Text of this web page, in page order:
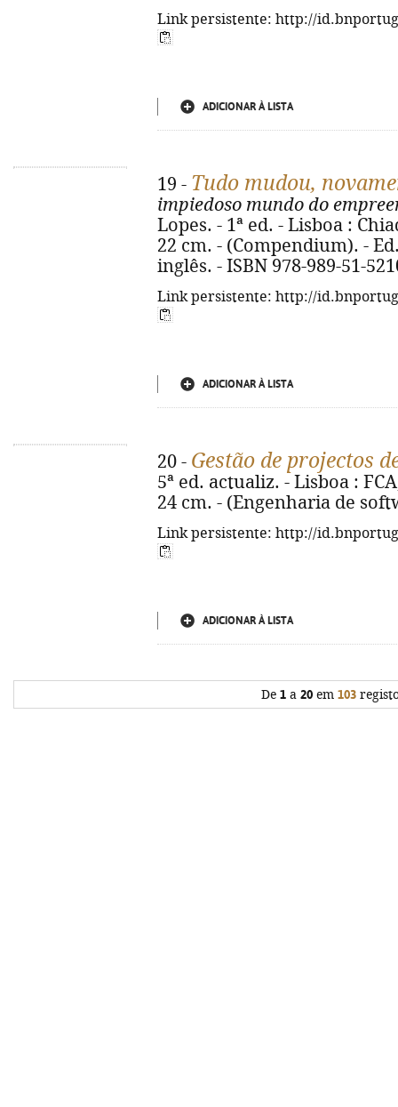
Link persistente: http://
ADICIONAR À LISTA
19 - Tudo mudou,
impiedoso mundo do
Lopes. - 1ª ed. - Lisboa :
22 cm. - (Compendium). -
inglês. - ISBN 978-989-51-
Link persistente: http://
ADICIONAR À LISTA
20 - Gestão de projectos
5ª ed. actualiz. - Lisboa :
24 cm. - (Engenharia de
Link persistente: http://
ADICIONAR À LISTA
De 1 a 20 em 103